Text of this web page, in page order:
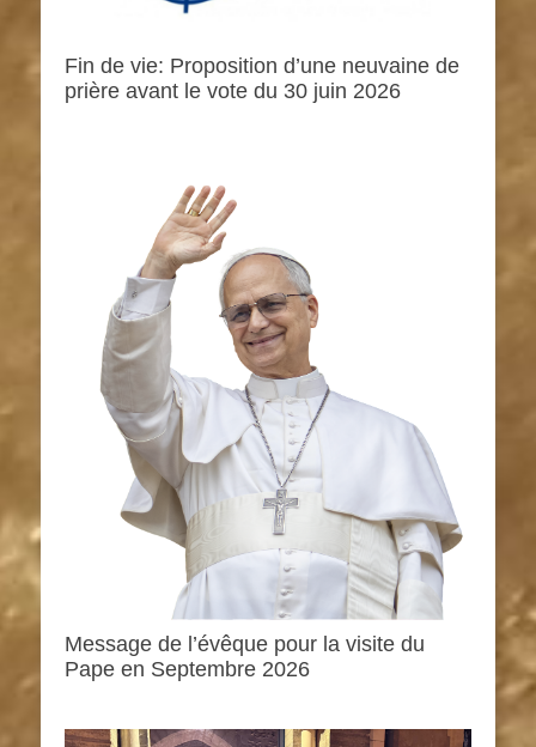
Fin de vie: Proposition d’une neuvaine de
prière avant le vote du 30 juin 2026
Message de l’évêque pour la visite du
Pape en Septembre 2026